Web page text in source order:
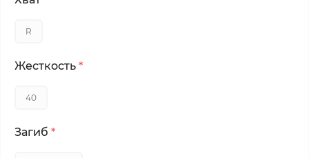
R
Жесткость *
40
Загиб *